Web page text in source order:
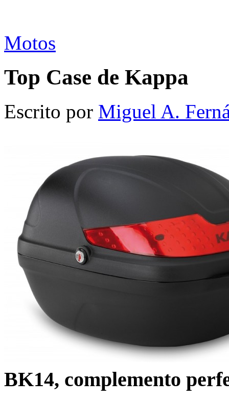
Motos
Top Case de Kappa
Escrito por Miguel A.
BK14, complemento